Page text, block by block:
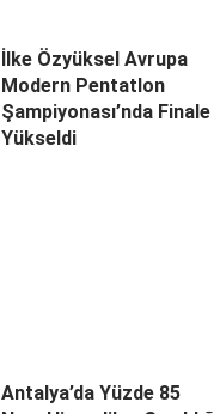
İlke Özyüksel Avrupa
Modern Pentatlon
Şampiyonası’nda Finale
Yükseldi
Antalya’da Yüzde 85